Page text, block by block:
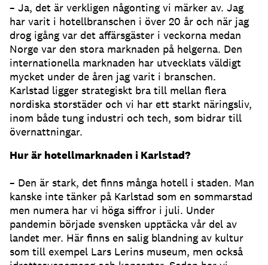
– Ja, det är verkligen någonting vi märker av. Jag
har varit i hotellbranschen i över 20 år och när jag
drog igång var det affärsgäster i veckorna medan
Norge var den stora marknaden på helgerna. Den
internationella marknaden har utvecklats väldigt
mycket under de åren jag varit i branschen.
Karlstad ligger strategiskt bra till mellan flera
nordiska storstäder och vi har ett starkt näringsliv,
inom både tung industri och tech, som bidrar till
övernattningar.
Hur är hotellmarknaden i Karlstad?
– Den är stark, det finns många hotell i staden. Man
kanske inte tänker på Karlstad som en sommarstad
men numera har vi höga siffror i juli. Under
pandemin började svensken upptäcka vår del av
landet mer. Här finns en salig blandning av kultur
som till exempel Lars Lerins museum, men också